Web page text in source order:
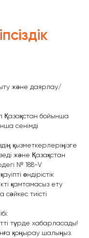
және даярлау/
Қазақстан бойынша
сенімді
қызметкерлеріңізге
және Қазақстан
№ 188-V
өндірістік
қамтамасыз ету
тиісті
түрде хабарласады!
қоңырау шалыңыз.